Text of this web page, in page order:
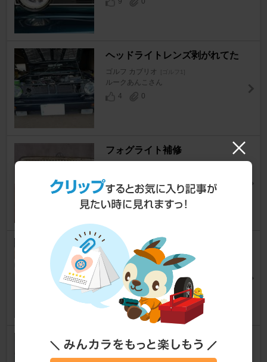
ヘッドライトレンズ剥がれてた
ゴルフ カブリオ [ゴルフ1]
ルークあんこさん
4
0
フォグライト補修
3
0
クロスライン・ヘッドライト
ゴルフ カブリオ [ゴルフ1]
Broccoloさん
0
フォグランプ球 右のみ交換
ゴルフ カブリオ [ゴルフ1]